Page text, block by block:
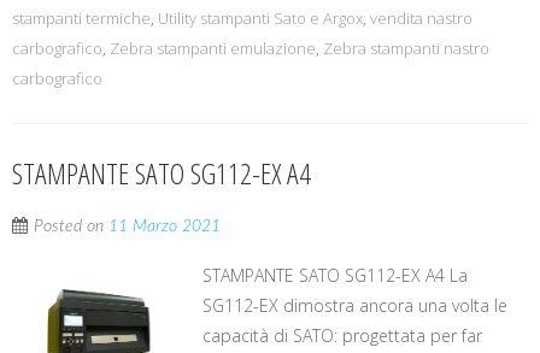
stampanti termiche, Utility stampanti Sato e Argox, vendita nastro
carbografico, Zebra stampanti emulazione, Zebra stampanti nastro
carbografico
STAMPANTE SATO SG112-EX A4
Posted on 11 Marzo 2021
STAMPANTE SATO SG112-EX A4 La
SG112-EX dimostra ancora una volta le
capacità di SATO: progettata per far